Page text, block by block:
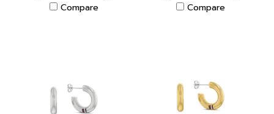
Compare
Compare